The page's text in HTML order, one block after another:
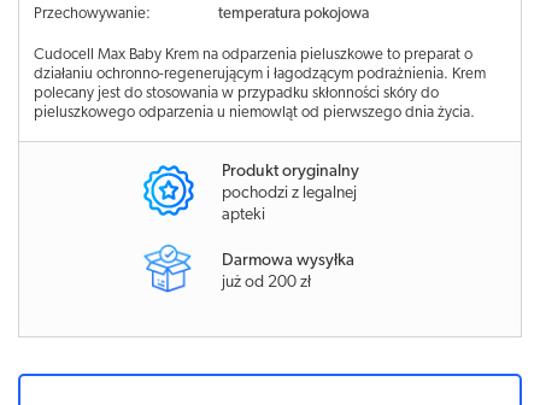
Przechowywanie:
temperatura pokojowa
Cudocell Max Baby Krem na odparzenia pieluszkowe to preparat o
działaniu ochronno-regenerującym i łagodzącym podrażnienia. Krem
polecany jest do stosowania w przypadku skłonności skóry do
pieluszkowego odparzenia u niemowląt od pierwszego dnia życia.
Produkt oryginalny
pochodzi z legalnej
apteki
Darmowa wysyłka
już od 200 zł